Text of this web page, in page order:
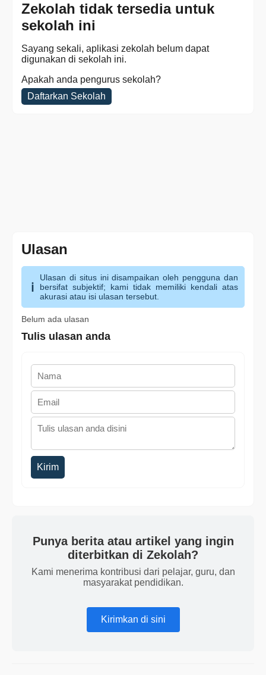
Zekolah tidak tersedia untuk
sekolah ini
Sayang sekali, aplikasi zekolah belum dapat
digunakan di sekolah ini.
Apakah anda pengurus sekolah?
Daftarkan Sekolah
Ulasan
Ulasan di situs ini disampaikan oleh pengguna dan
bersifat subjektif; kami tidak memiliki kendali atas
akurasi atau isi ulasan tersebut.
Belum ada ulasan
Tulis ulasan anda
Kirim
Punya berita atau artikel yang ingin
diterbitkan di Zekolah?
Kami menerima kontribusi dari pelajar, guru, dan
masyarakat pendidikan.
Kirimkan di sini